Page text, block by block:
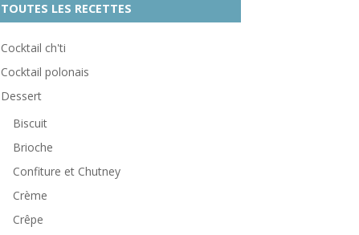
TOUTES LES RECETTES
Cocktail ch'ti
Cocktail polonais
Dessert
Biscuit
Brioche
Confiture et Chutney
Crème
Crêpe